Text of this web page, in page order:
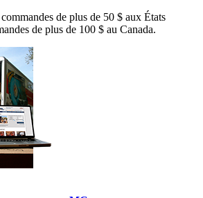
de plus de 50 $ aux États
de plus de 100 $ au Canada.